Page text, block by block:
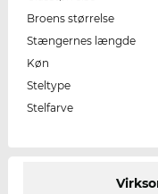
Broens størrelse
Stængernes længde
Køn
Steltype
Stelfarve